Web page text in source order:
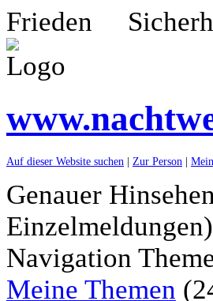
Frieden
Auf dieser Website suchen | Zur Person |
Genauer
Navigation
Meine Themen